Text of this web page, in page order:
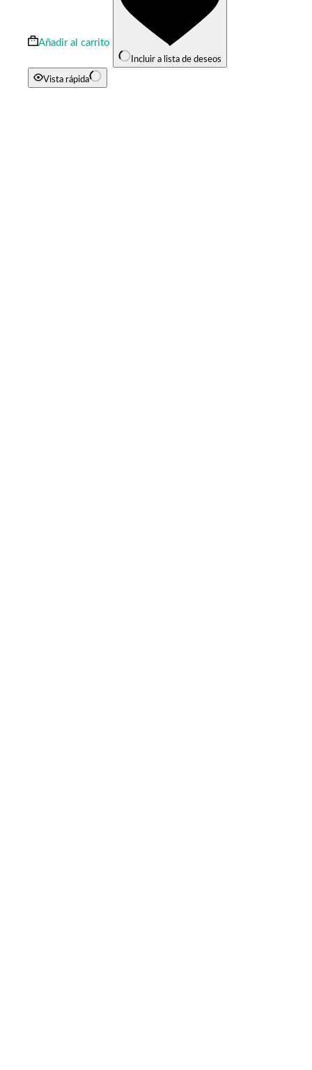
Añadir al carrito
Incluir a lista de deseos
Vista rápida